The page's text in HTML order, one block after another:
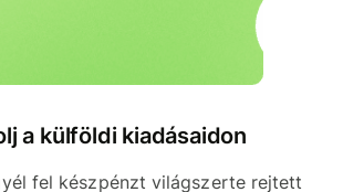
a külföldi kiadásaidon
fel készpénzt világszerte rejtett